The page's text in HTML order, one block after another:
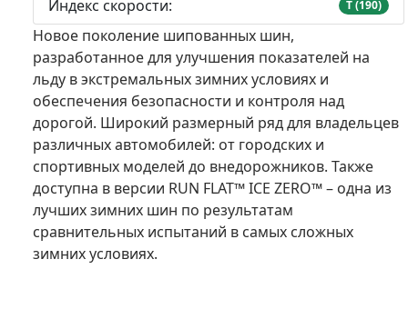
Индекс скорости: T (190)
Новое поколение шипованных шин,
разработанное для улучшения показателей на
льду в экстремальных зимних условиях и
обеспечения безопасности и контроля над
дорогой. Широкий размерный ряд для владельцев
различных автомобилей: от городских и
спортивных моделей до внедорожников. Также
доступна в версии RUN FLAT™ ICE ZERO™ – одна из
лучших зимних шин по результатам
сравнительных испытаний в самых сложных
зимних условиях.